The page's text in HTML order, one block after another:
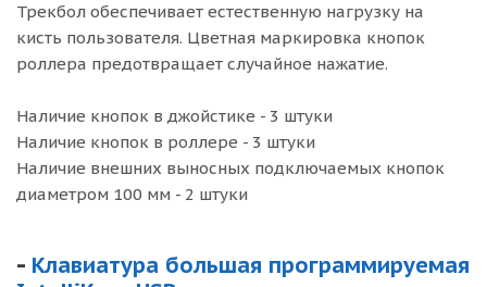
Трекбол обеспечивает естественную нагрузку на
кисть пользователя. Цветная маркировка кнопок
роллера предотвращает случайное нажатие.
Наличие кнопок в джойстике - 3 штуки
Наличие кнопок в роллере - 3 штуки
Наличие внешних выносных подключаемых кнопок
диаметром 100 мм - 2 штуки
- Клавиатура большая программируемая